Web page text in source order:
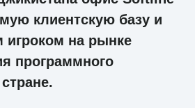
клиентскую базу и
игроком на рынке
программного